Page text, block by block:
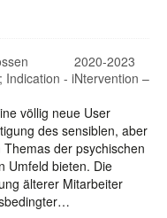
2020-2023
- iNtervention –
völlig neue User
des sensiblen, aber
der psychischen
Umfeld bieten. Die
älterer Mitarbeiter